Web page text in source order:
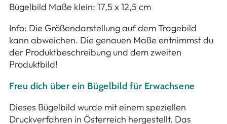
Bügelbild Maße klein: 17,5 x 12,5 cm
Info: Die Größendarstellung auf dem Tragebild
kann abweichen. Die genauen Maße entnimmst du
der Produktbeschreibung und dem zweiten
Produktbild!
Freu dich über ein Bügelbild für Erwachsene
Dieses Bügelbild wurde mit einem speziellen
Druckverfahren in Österreich hergestellt. Das